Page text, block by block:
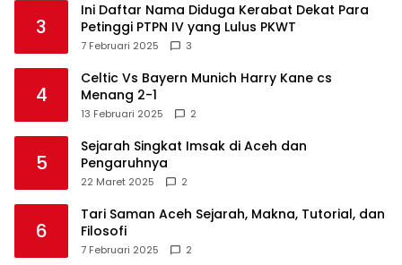
3
Ini Daftar Nama Diduga Kerabat Dekat Para
Petinggi PTPN IV yang Lulus PKWT
7 Februari 2025 3
4
Celtic Vs Bayern Munich Harry Kane cs
Menang 2-1
13 Februari 2025 2
5
Sejarah Singkat Imsak di Aceh dan
Pengaruhnya
22 Maret 2025 2
6
Tari Saman Aceh Sejarah, Makna, Tutorial, dan
Filosofi
7 Februari 2025 2